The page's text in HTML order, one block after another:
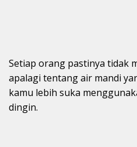
Setiap orang pastinya tidak
apalagi tentang air mandi
kamu lebih suka
dingin.